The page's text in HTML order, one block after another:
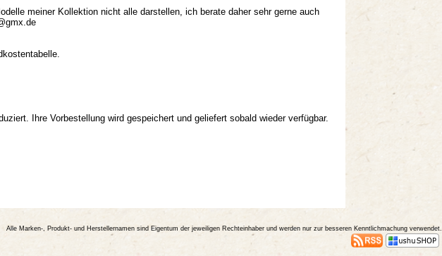
meiner Kollektion nicht alle darstellen, ich berate daher sehr gerne auch
Ihre Vorbestellung wird gespeichert und geliefert sobald wieder verfügbar.
Alle Marken-, Produkt- und Herstellernamen sind Eigentum der jeweiligen Rechteinhaber und werden nur zur besseren Kenntlichmachung verwendet.